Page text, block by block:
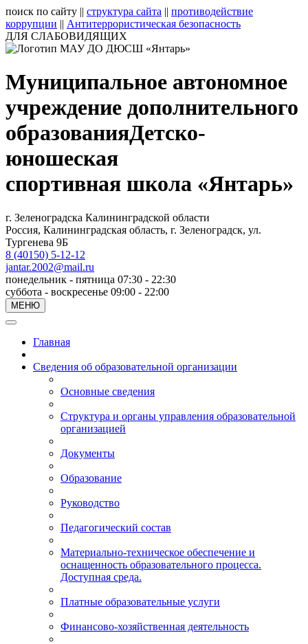
поиск по сайту || структура сайта || противодействие
коррупции || Антитеррористическая безопасность
ДЛЯ СЛАБОВИДЯЩИХ
Муниципальное автономное
учреждение дополнительного
образованияДетско-
юношеская
спортивная школа «Янтарь»
г. Зеленоградска Калининградской области
Россия, Калининградская область, г. Зеленоградск, ул.
Тургенева 9Б
8 (40150) 5-12-12
jantar.2002@mail.ru
понедельник - пятница 07:30 - 22:30
суббота - воскресенье 09:00 - 22:00
МЕНЮ
Главная
Сведения об образовательной организации
Основные сведения
Структура и органы управления образовательной
организацией
Документы
Образование
Руководство
Педагогический состав
Материально-техническое обеспечение и
оснащенность образовательного процесса.
Доступная среда.
Платные образовательные услуги
Финансово-хозяйственная деятельность